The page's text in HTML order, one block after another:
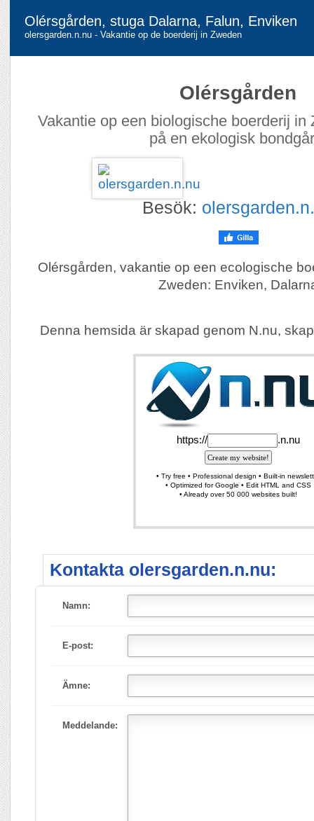
Olérsgården, stuga Dalarna, Falun, Enviken
olersgarden.n.nu - Vakantie op de boerderij in Zweden
Olérsgården
Vakantie op een biologische boerderij in
på en ekologisk
Besök:
Olérsgården, vakantie op een ecologische
Zweden: Enviken,
Denna hemsida är skapad genom N.nu,
Kontakta olersgarden.n.nu:
Namn:
E-post:
Ämne:
Meddelande: